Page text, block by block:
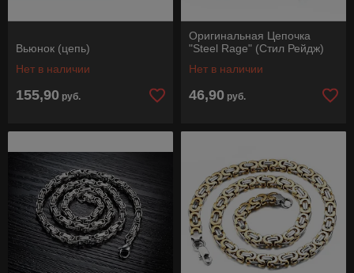
Вьюнок (цепь)
Нет в наличии
155,90 руб.
Оригинальная Цепочка
"Steel Rage" (Стил Рейдж)
Нет в наличии
46,90 руб.